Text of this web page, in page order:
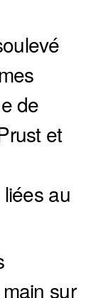
de
et
au
sur